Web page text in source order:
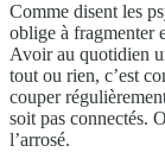
Comme disent les
oblige à fragmenter
Avoir au quotidien
tout ou rien, c’est
couper
soit pas connectés.
l’arrosé.